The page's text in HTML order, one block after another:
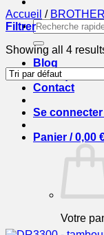
Recherche
pour :
Blog
Boutique
Contact
Se connecter
Panier /0,00
Votre
Accueil / BROTHER
Filtrer
Showing all 4